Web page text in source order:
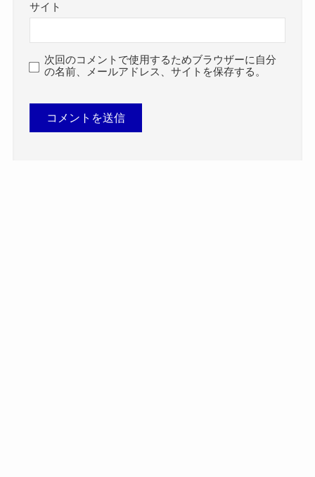
サイト
次回のコメントで使用するためブラウザーに自分
の名前、メールアドレス、サイトを保存する。